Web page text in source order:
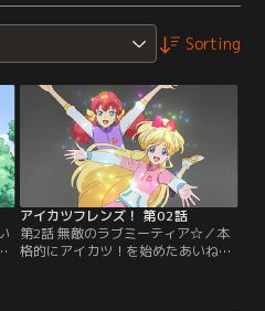
Sorting
アイカツフレンズ！ 第02話
第2話 無敵のラブミーティア☆／本
格的にアイカツ！を始めたあいね。